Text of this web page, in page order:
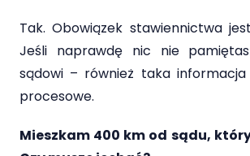
Tak. Obowiązek stawiennictwa
Jeśli naprawdę nic nie
sądowi – również taka
procesowe.
Mieszkam 400 km od sądu,